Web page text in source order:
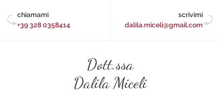
content
chiamami
+39 328 0358414
scrivimi
dalila.miceli@gmail.com
Dott.ssa
Dalila Miceli